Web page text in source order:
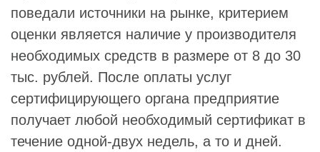
поведали источники на рынке, критерием
оценки является наличие у производителя
необходимых средств в размере от 8 до 30
тыс. рублей. После оплаты услуг
сертифицирующего органа предприятие
получает любой необходимый сертификат в
течение одной-двух недель, а то и дней.